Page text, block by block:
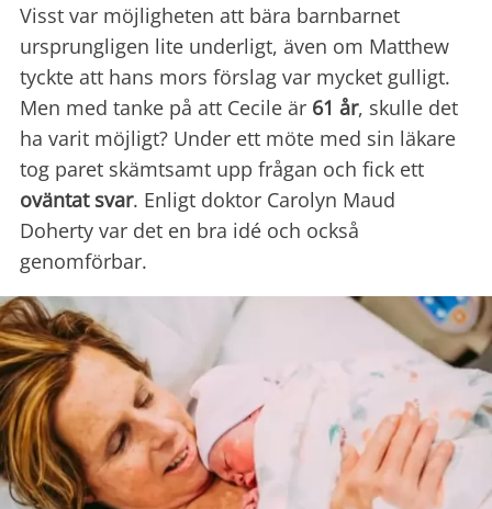
Visst var möjligheten att bära barnbarnet
ursprungligen lite underligt, även om Matthew
tyckte att hans mors förslag var mycket gulligt.
Men med tanke på att Cecile är 61 år, skulle det
ha varit möjligt? Under ett möte med sin läkare
tog paret skämtsamt upp frågan och fick ett
oväntat svar. Enligt doktor Carolyn Maud
Doherty var det en bra idé och också
genomförbar.